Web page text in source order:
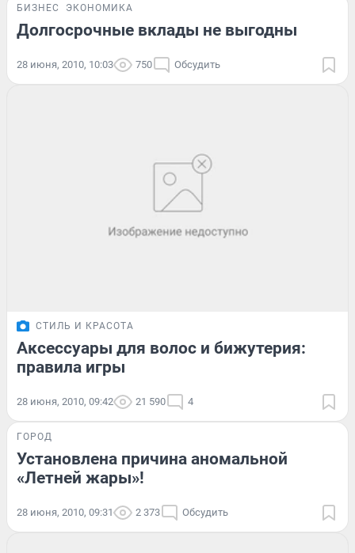
БИЗНЕС ЭКОНОМИКА
Долгосрочные вклады не выгодны
28 июня, 2010, 10:03 750 Обсудить
СТИЛЬ И КРАСОТА
Аксессуары для волос и бижутерия:
правила игры
28 июня, 2010, 09:42 21 590 4
ГОРОД
Установлена причина аномальной
«Летней жары»!
28 июня, 2010, 09:31 2 373 Обсудить